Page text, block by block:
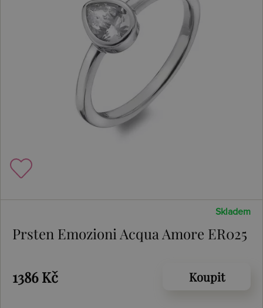
Skladem
Prsten Emozioni Acqua Amore ER025
1386 Kč Koupit